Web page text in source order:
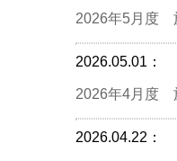
2026年5月度
2026.05.01：
2026年4月度
2026.04.22：